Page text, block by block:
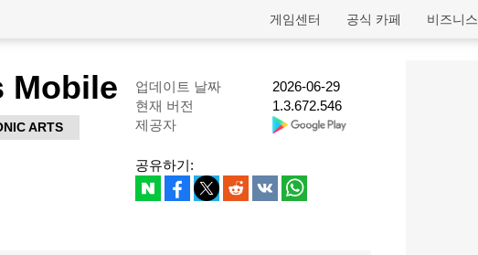
비즈니스
공식 카페
게임센터
Mobile
ARTS
업데이트 날짜
2026-06-29
현재 버전
1.3.672.546
제공자
공유하기: